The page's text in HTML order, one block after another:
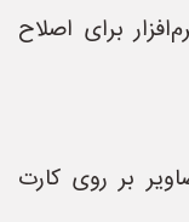
برای اصلاح
بر روی کارت